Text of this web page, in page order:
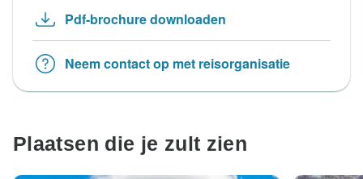
Pdf-brochure downloaden
Neem contact op met reisorganisatie
Plaatsen die je zult zien